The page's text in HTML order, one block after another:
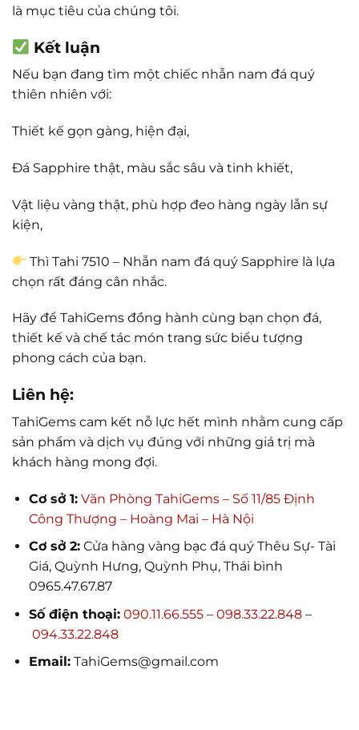
là mục tiêu của chúng tôi.
Kết luận
Nếu bạn đang tìm một chiếc nhẫn nam đá quý
thiên nhiên với:
Thiết kế gọn gàng, hiện đại,
Đá Sapphire thật, màu sắc sâu và tinh khiết,
Vật liệu vàng thật, phù hợp đeo hàng ngày lẫn sự
kiện,
Thì Tahi 7510 – Nhẫn nam đá quý Sapphire là lựa
chọn rất đáng cân nhắc.
Hãy để TahiGems đồng hành cùng bạn chọn đá,
thiết kế và chế tác món trang sức biểu tượng
phong cách của bạn.
Liên hệ:
TahiGems cam kết nỗ lực hết mình nhằm cung cấp
sản phẩm và dịch vụ đúng với những giá trị mà
khách hàng mong đợi.
Cơ sở 1: Văn Phòng TahiGems – Số 11/85 Định
Công Thượng – Hoàng Mai – Hà Nội
Cơ sở 2:Cửa hàng vàng bạc đá quý Thêu Sự- Tài
Giá, Quỳnh Hưng, Quỳnh Phụ, Thái bình
0965.47.67.87
Số điện thoại: 090.11.66.555–098.33.22.848–
094.33.22.848
Email:TahiGems@gmail.com